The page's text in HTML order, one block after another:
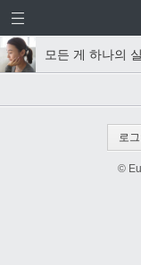
모든 게 하나의
로
©